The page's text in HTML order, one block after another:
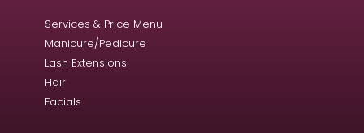
Services & Price Menu
Manicure/Pedicure
Lash Extensions
Hair
Facials